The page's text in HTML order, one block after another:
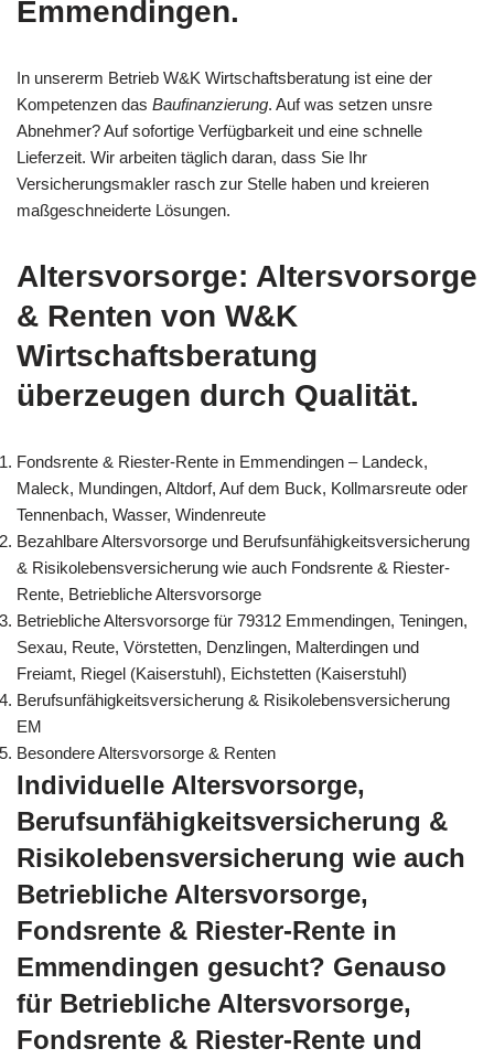
Emmendingen.
In unsererm Betrieb W&K Wirtschaftsberatung ist eine der
Kompetenzen das Baufinanzierung. Auf was setzen unsre
Abnehmer? Auf sofortige Verfügbarkeit und eine schnelle
Lieferzeit. Wir arbeiten täglich daran, dass Sie Ihr
Versicherungsmakler rasch zur Stelle haben und kreieren
maßgeschneiderte Lösungen.
Altersvorsorge: Altersvorsorge
& Renten von W&K
Wirtschaftsberatung
überzeugen durch Qualität.
Fondsrente & Riester-Rente in Emmendingen – Landeck,
Maleck, Mundingen, Altdorf, Auf dem Buck, Kollmarsreute oder
Tennenbach, Wasser, Windenreute
Bezahlbare Altersvorsorge und Berufsunfähigkeitsversicherung
& Risikolebensversicherung wie auch Fondsrente & Riester-
Rente, Betriebliche Altersvorsorge
Betriebliche Altersvorsorge für 79312 Emmendingen, Teningen,
Sexau, Reute, Vörstetten, Denzlingen, Malterdingen und
Freiamt, Riegel (Kaiserstuhl), Eichstetten (Kaiserstuhl)
Berufsunfähigkeitsversicherung & Risikolebensversicherung
EM
Besondere Altersvorsorge & Renten
Individuelle Altersvorsorge,
Berufsunfähigkeitsversicherung &
Risikolebensversicherung wie auch
Betriebliche Altersvorsorge,
Fondsrente & Riester-Rente in
Emmendingen gesucht? Genauso
für Betriebliche Altersvorsorge,
Fondsrente & Riester-Rente und